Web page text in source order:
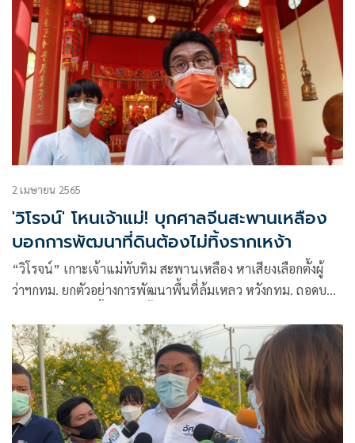
2 เมษายน 2565
'วิโรจน์' โหนเจ้าแม่! บุกศาลจีนสะพานเหลือง
บอกการพัฒนาที่ดินต้องไม่ทิ้งรากเหง้า
“วิโรจน์” เกาะเจ้าแม่ทับทิม สะพานเหลือง หาเสียงเลือกตั้งผู้
ว่าฯกทม. ยกตัวอย่างการพัฒนาพื้นที่ล้มเหลว หวังกทม. ถอดบท